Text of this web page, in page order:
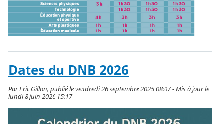
Dates du DNB 2026
Par Eric Gillon, publié le vendredi 26 septembre 2025 08:07 - Mis à jour le
lundi 8 juin 2026 15:17